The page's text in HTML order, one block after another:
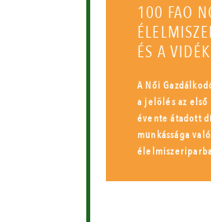
100 FAO
ÉS A
A Női
a jelölés az első
évente átadott
munkássága